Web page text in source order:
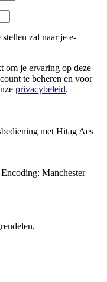
zal naar je e-
om je ervaring op deze
te beheren en voor
privacybeleid.
met Hitag Aes
Manchester